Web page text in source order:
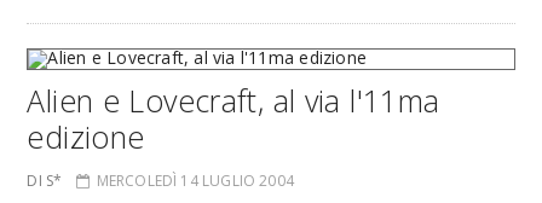
Alien e Lovecraft, al via l'11ma
edizione
DI S* MERCOLEDÌ 14 LUGLIO 2004